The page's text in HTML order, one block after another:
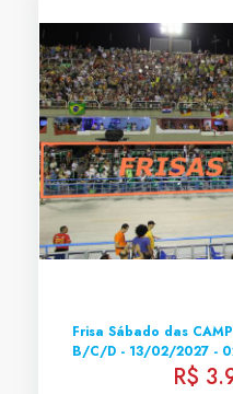
Frisa Sábado das
B/C/D - 13/02/2027 -
R$